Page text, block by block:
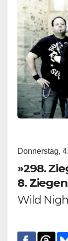
Donnerstag,
»298.
8.
Wild